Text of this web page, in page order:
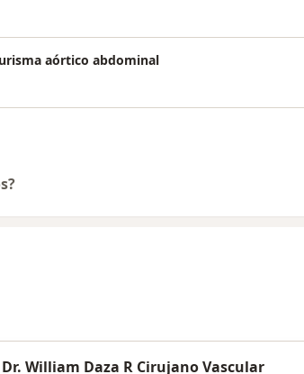
aórtico abdominal
William Daza R Cirujano Vascular